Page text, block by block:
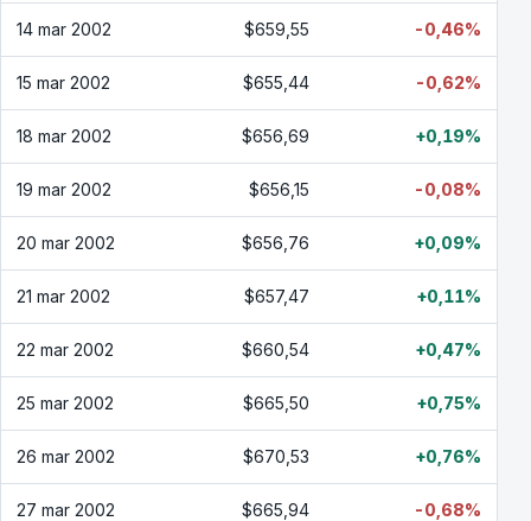
14 mar 2002 $659,55 -0,46%
15 mar 2002 $655,44 -0,62%
18 mar 2002 $656,69 +0,19%
19 mar 2002 $656,15 -0,08%
20 mar 2002 $656,76 +0,09%
21 mar 2002 $657,47 +0,11%
22 mar 2002 $660,54 +0,47%
25 mar 2002 $665,50 +0,75%
26 mar 2002 $670,53 +0,76%
27 mar 2002 $665,94 -0,68%